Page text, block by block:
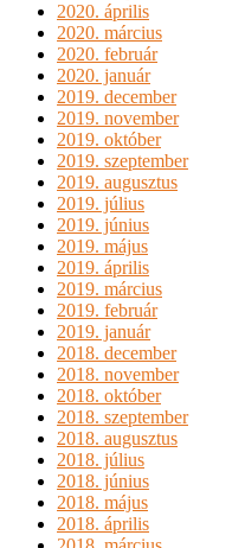
2020. április
2020. március
2020. február
2020. január
2019. december
2019. november
2019. október
2019. szeptember
2019. augusztus
2019. július
2019. június
2019. május
2019. április
2019. március
2019. február
2019. január
2018. december
2018. november
2018. október
2018. szeptember
2018. augusztus
2018. július
2018. június
2018. május
2018. április